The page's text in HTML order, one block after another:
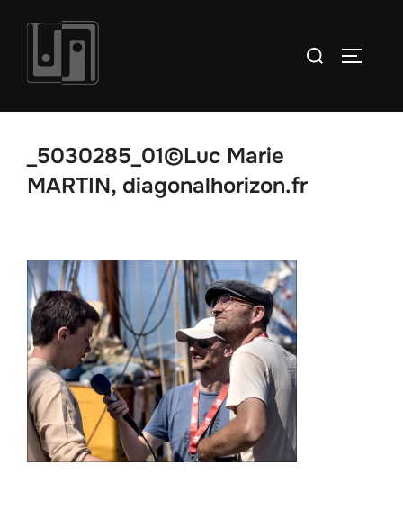
contenu
Rechercher :
_5030285_01©Luc Marie
MARTIN, diagonalhorizon.fr